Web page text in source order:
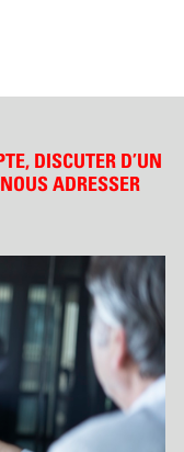
DISCUTER D’UN
ADRESSER